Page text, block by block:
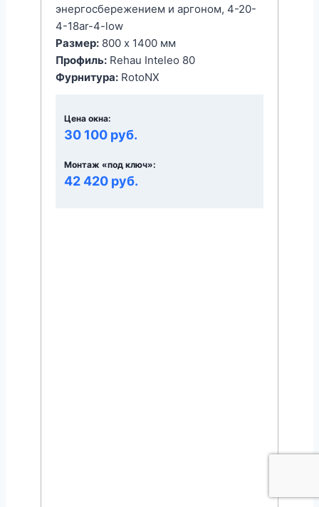
энергоcбережением и аргоном, 4-20-
4-18ar-4-low
Размер: 800 x 1400 мм
Профиль: Rehau Inteleo 80
Фурнитура: RotoNX
Цена окна:
30 100 руб.
Монтаж «под ключ»:
42 420 руб.